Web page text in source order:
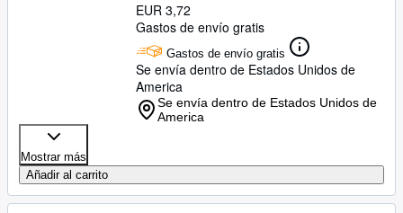
EUR 3,72
Gastos de envío gratis
Gastos de envío gratis
Se envía dentro de Estados Unidos de
America
Se envía dentro de Estados Unidos de
America
Mostrar más
Añadir al carrito